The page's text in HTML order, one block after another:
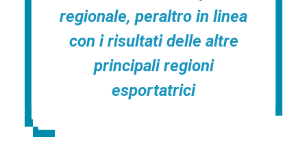
regionale, peraltro in linea
con i risultati delle altre
principali regioni
esportatrici